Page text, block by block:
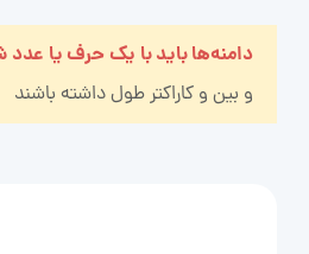
دامنه‌ها باید با یک حرف یا
و بین و کاراکتر طول داشته باشند